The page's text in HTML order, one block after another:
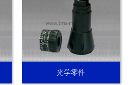
光学零件